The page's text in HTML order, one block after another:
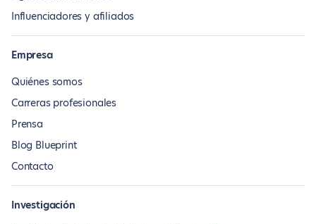
Influenciadores y afiliados
Empresa
Quiénes somos
Carreras profesionales
Prensa
Blog Blueprint
Contacto
Investigación